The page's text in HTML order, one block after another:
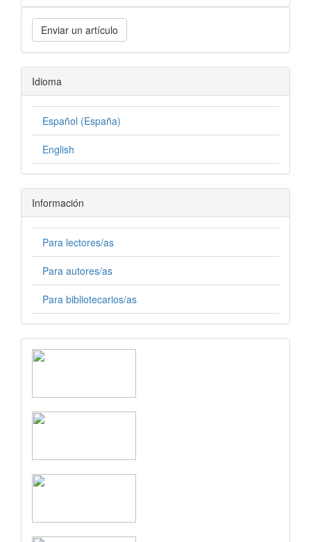
Enviar un artículo
Idioma
Español (España)
English
Información
Para lectores/as
Para autores/as
Para bibliotecarios/as